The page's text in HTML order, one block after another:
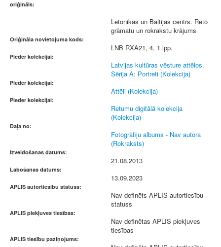
oriģināls:
Letonikas un Baltijas centrs. Reto
grāmatu un rokrakstu krājums
Oriģināla novietojuma kods:
LNB RXA21, 4, 1.lpp.
Pieder kolekcijai:
Latvijas kultūras vēsture attēlos.
Sērija A: Portreti (Kolekcija)
Pieder kolekcijai:
Attēli (Kolekcija)
Pieder kolekcijai:
Retumu digitālā kolekcija
(Kolekcija)
Daļa no:
Fotogrāfiju albums - Nav autora
(Rokraksts)
Izveidošanas datums:
21.08.2013
Labošanas datums:
13.09.2023
APLIS autortiesību statuss:
Nav definēts APLIS autortiesību
statuss
APLIS piekļuves tiesības:
Nav definētas APLIS piekļuves
tiesības
APLIS tiesību paziņojums: